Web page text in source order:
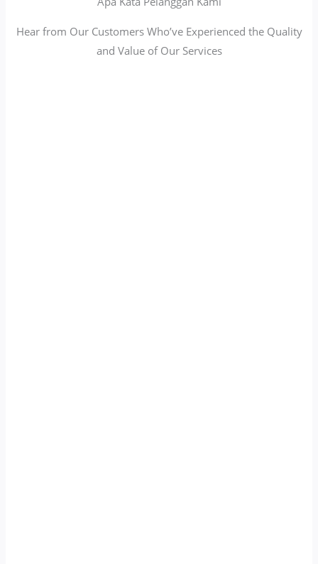
Hear from Our Customers Who’ve Experienced the Quality
and Value of Our Services